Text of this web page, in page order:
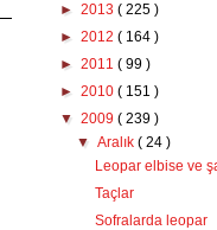
► 2013 ( 225 )
► 2012 ( 164 )
► 2011 ( 99 )
► 2010 ( 151 )
▼ 2009 ( 239 )
▼Aralık( 24 )
Leopar elbise ve
Taçlar
Sofralarda leopar